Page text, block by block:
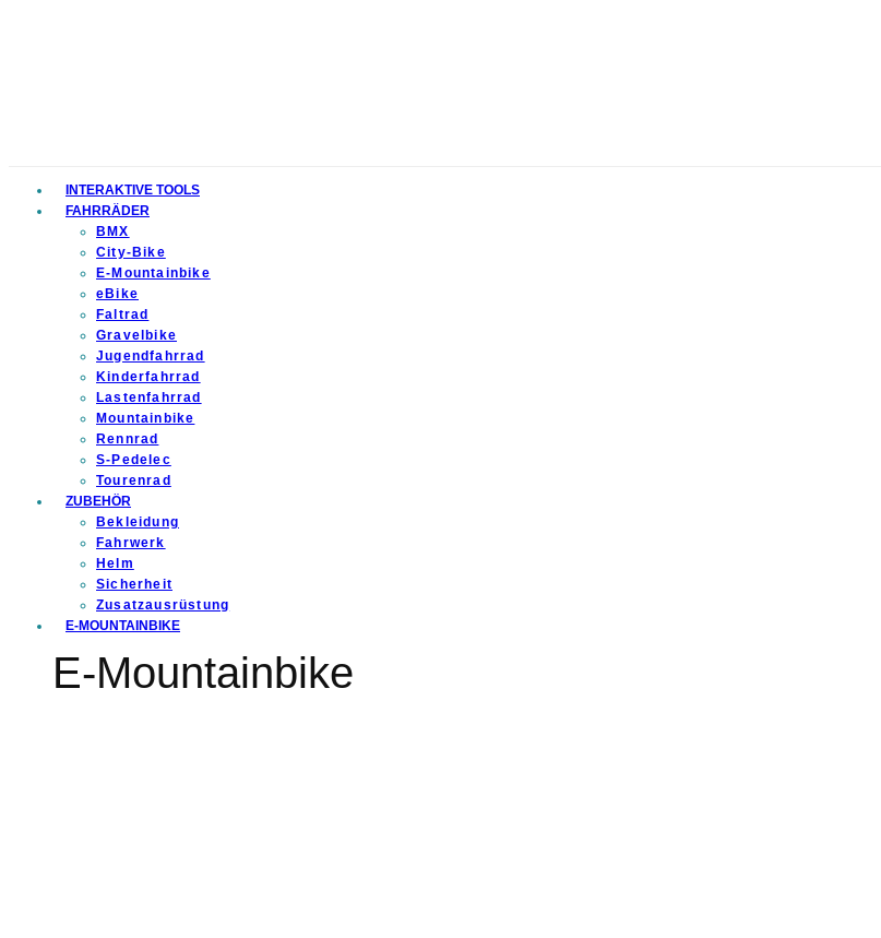
INTERAKTIVE TOOLS
FAHRRÄDER
BMX
City-Bike
E-Mountainbike
eBike
Faltrad
Gravelbike
Jugendfahrrad
Kinderfahrrad
Lastenfahrrad
Mountainbike
Rennrad
S-Pedelec
Tourenrad
ZUBEHÖR
Bekleidung
Fahrwerk
Helm
Sicherheit
Zusatzausrüstung
E-MOUNTAINBIKE
E-Mountainbike